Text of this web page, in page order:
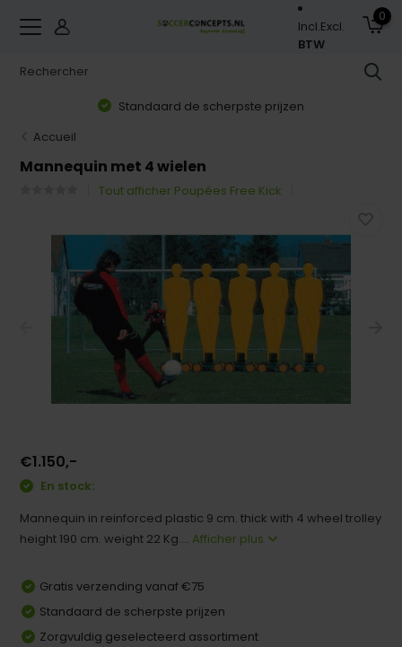
Incl.Excl.
BTW
0
Standaard de scherpste prijzen
Accueil
Mannequin met 4 wielen
Tout afficher Poupées Free Kick
€1.150,-
En stock:
Mannequin in reinforced plastic 9 cm. thick with 4 wheel trolley
height 190 cm. weight 22 Kg.... Afficher plus
Gratis verzending vanaf €75
Standaard de scherpste prijzen
Zorgvuldig geselecteerd assortiment